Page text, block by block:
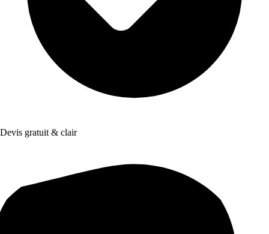
Devis gratuit & clair